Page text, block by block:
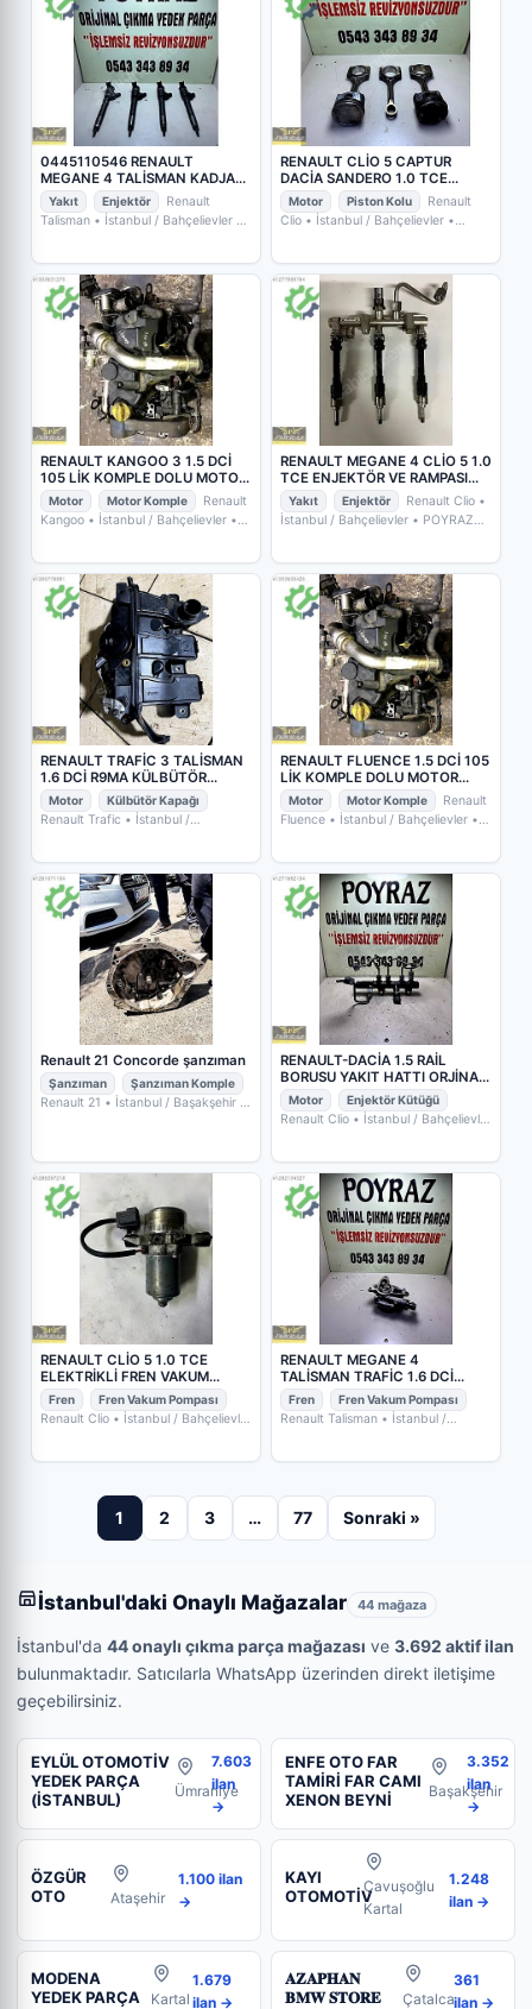
0445110546 RENAULT
MEGANE 4 TALİSMAN KADJAR
1.6 DCİ ENJEKTÖR
Yakıt Enjektör
Renault
Talisman • İstanbul / Bahçelievler •
RENAULT CLİO 5 CAPTUR
DACİA SANDERO 1.0 TCE
PİSTON KOLU
Motor Piston Kolu
Renault
Clio • İstanbul / Bahçelievler •
RENAULT KANGOO 3 1.5 DCİ
105 LİK KOMPLE DOLU MOTOR
K9K832
Motor Motor Komple
Renault
Kangoo • İstanbul / Bahçelievler •
RENAULT MEGANE 4 CLİO 5 1.0
TCE ENJEKTÖR VE RAMPASI
175205061R
Yakıt Enjektör Renault Clio •
İstanbul / Bahçelievler • POYRAZ
RENAULT TRAFİC 3 TALİSMAN
1.6 DCİ R9MA KÜLBÜTÖR
KAPAĞI 118301003
Motor Külbütör Kapağı
Renault Trafic • İstanbul /
RENAULT FLUENCE 1.5 DCİ 105
LİK KOMPLE DOLU MOTOR
K9K832
Motor Motor Komple
Renault
Fluence • İstanbul / Bahçelievler •
Renault 21 Concorde şanzıman
Şanzıman Şanzıman Komple
Renault 21 • İstanbul / Başakşehir •
RENAULT-DACİA 1.5 RAİL
BORUSU YAKIT HATTI ORJİNAL
175215346R
Motor Enjektör Kütüğü
Renault Clio • İstanbul / Bahçelievler
RENAULT CLİO 5 1.0 TCE
ELEKTRİKLİ FREN VAKUM
POMPASI 146505902R
Fren Fren Vakum Pompası
Renault Clio • İstanbul / Bahçelievler
RENAULT MEGANE 4
TALİSMAN TRAFİC 1.6 DCİ
FREN VAKUM POMPASI
Fren Fren Vakum Pompası
Renault Talisman • İstanbul /
1 2 3 … 77 Sonraki »
İstanbul'daki Onaylı Mağazalar 44 mağaza
İstanbul'da 44 onaylı çıkma parça mağazası ve 3.692 aktif ilan
bulunmaktadır. Satıcılarla WhatsApp üzerinden direkt iletişime
geçebilirsiniz.
EYLÜL OTOMOTİV
YEDEK PARÇA
(İSTANBUL)
Ümraniye
7.603
ilan
→
ENFE OTO FAR
TAMİRİ FAR CAMI
XENON BEYNİ
Başakşehir
3.352
ilan
→
ÖZGÜR
OTO
Ataşehir
1.100 ilan
→
KAYI
OTOMOTİV
Çavuşoğlu
Kartal
1.248
ilan →
MODENA
YEDEK PARÇA
Kartal
1.679
ilan →
𝐀𝐙𝐀𝐏𝐇𝐀𝐍
𝐁𝐌𝐖 𝐒𝐓𝐎𝐑𝐄
Çatalca
361
ilan →